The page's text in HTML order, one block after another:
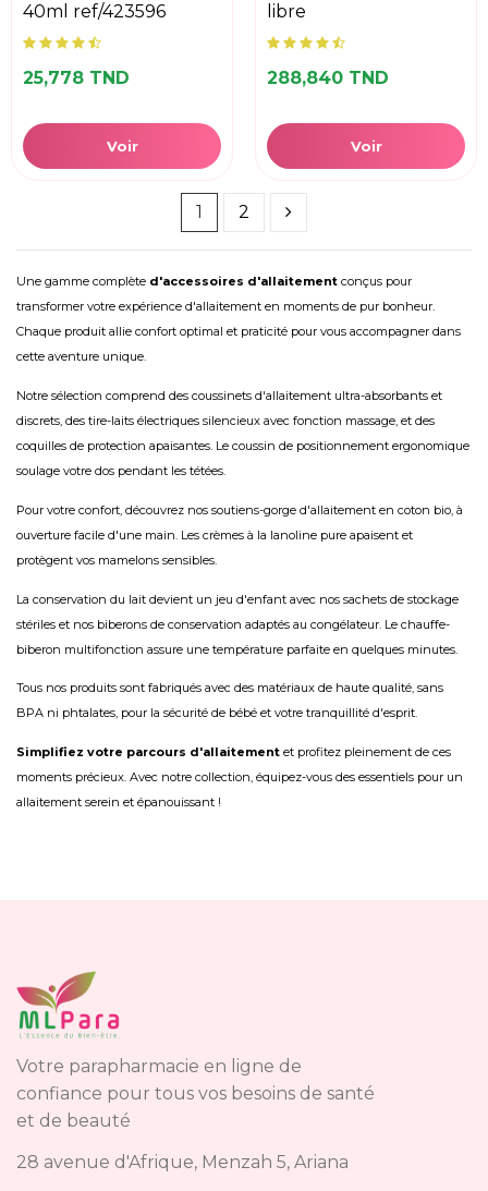
40ml ref/423596
25,778 TND
Voir
libre
288,840 TND
Voir
1 2
Une gamme complète d'accessoires d'allaitement conçus pour
transformer votre expérience d'allaitement en moments de pur bonheur.
Chaque produit allie confort optimal et praticité pour vous accompagner dans
cette aventure unique.
Notre sélection comprend des coussinets d'allaitement ultra-absorbants et
discrets, des tire-laits électriques silencieux avec fonction massage, et des
coquilles de protection apaisantes. Le coussin de positionnement ergonomique
soulage votre dos pendant les tétées.
Pour votre confort, découvrez nos soutiens-gorge d'allaitement en coton bio, à
ouverture facile d'une main. Les crèmes à la lanoline pure apaisent et
protègent vos mamelons sensibles.
La conservation du lait devient un jeu d'enfant avec nos sachets de stockage
stériles et nos biberons de conservation adaptés au congélateur. Le chauffe-
biberon multifonction assure une température parfaite en quelques minutes.
Tous nos produits sont fabriqués avec des matériaux de haute qualité, sans
BPA ni phtalates, pour la sécurité de bébé et votre tranquillité d'esprit.
Simplifiez votre parcours d'allaitement et profitez pleinement de ces
moments précieux. Avec notre collection, équipez-vous des essentiels pour un
allaitement serein et épanouissant !
Votre parapharmacie en ligne de
confiance pour tous vos besoins de santé
et de beauté
28 avenue d'Afrique, Menzah 5, Ariana